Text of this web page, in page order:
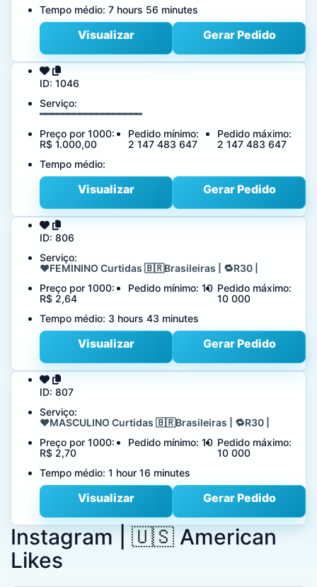
Tempo médio: 7 hours 56 minutes
Visualizar Gerar Pedido
ID: 1046
Serviço:
━━━━━━━━━━━━━━━━━━
Preço por 1000:
R$ 1.000,00
Pedido mínimo:
2 147 483 647
Pedido máximo:
2 147 483 647
Tempo médio:
Visualizar Gerar Pedido
ID: 806
Serviço:
❤️FEMININO Curtidas 🇧🇷Brasileiras | 🔁R30 |
Preço por 1000:
R$ 2,64
Pedido mínimo: 10 Pedido máximo:
10 000
Tempo médio: 3 hours 43 minutes
Visualizar Gerar Pedido
ID: 807
Serviço:
❤️MASCULINO Curtidas 🇧🇷Brasileiras | 🔁R30 |
Preço por 1000:
R$ 2,70
Pedido mínimo: 10 Pedido máximo:
10 000
Tempo médio: 1 hour 16 minutes
Visualizar Gerar Pedido
Instagram | 🇺🇸 American
Likes